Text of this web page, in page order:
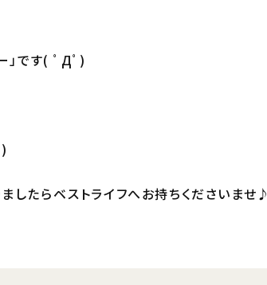
」です( ﾟДﾟ)
したらベストライフへお持ちくださいませ♪